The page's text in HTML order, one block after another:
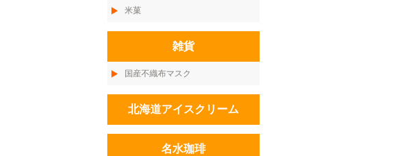
米菓
雑貨
国産不織布マスク
北海道アイスクリーム
名水珈琲